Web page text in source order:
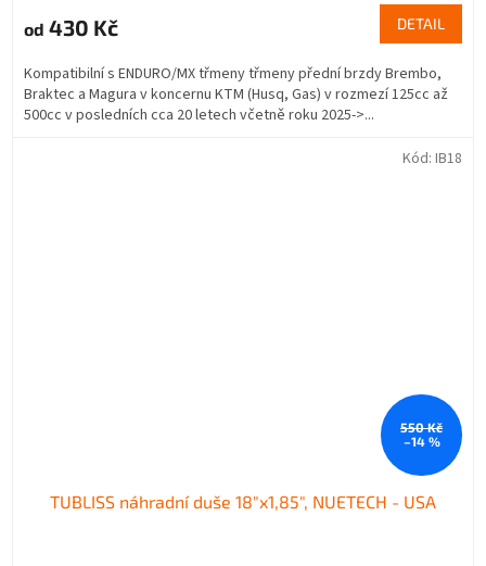
od 430 Kč DETAIL
Kompatibilní s ENDURO/MX třmeny třmeny přední brzdy Brembo,
Braktec a Magura v koncernu KTM (Husq, Gas) v rozmezí 125cc až
500cc v posledních cca 20 letech včetně roku 2025->...
550 Kč
–14 %
TUBLISS náhradní duše 18"x1,85", NUETECH - USA
Kód: IB18